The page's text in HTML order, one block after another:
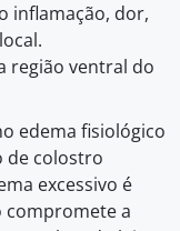
inflamação, dor,
região ventral do
edema fisiológico
de colostro
excessivo é
compromete a